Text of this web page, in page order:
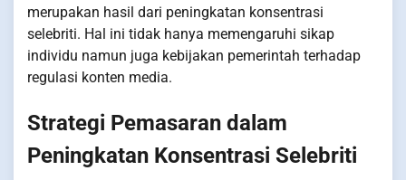
merupakan hasil dari peningkatan konsentrasi
selebriti. Hal ini tidak hanya memengaruhi sikap
individu namun juga kebijakan pemerintah terhadap
regulasi konten media.
Strategi Pemasaran dalam
Peningkatan Konsentrasi Selebriti